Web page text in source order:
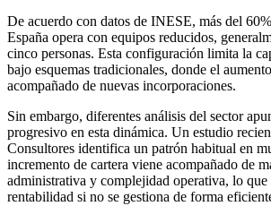
De acuerdo con datos de INESE, más del
España opera con equipos reducidos,
cinco personas. Esta configuración limita la
bajo esquemas tradicionales, donde el
acompañado de nuevas incorporaciones.
Sin embargo, diferentes análisis del sector
progresivo en esta dinámica. Un estudio
Consultores identifica un patrón habitual en
incremento de cartera viene acompañado de
administrativa y complejidad operativa, lo que
rentabilidad si no se gestiona de forma